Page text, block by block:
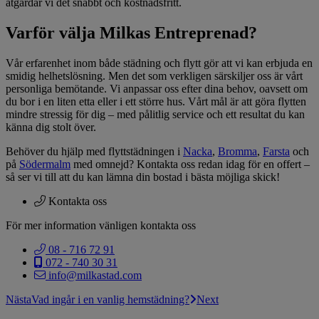
åtgärdar vi det snabbt och kostnadsfritt.
Varför välja Milkas Entreprenad?
Vår erfarenhet inom både städning och flytt gör att vi kan erbjuda en
smidig helhetslösning. Men det som verkligen särskiljer oss är vårt
personliga bemötande. Vi anpassar oss efter dina behov, oavsett om
du bor i en liten etta eller i ett större hus. Vårt mål är att göra flytten
mindre stressig för dig – med pålitlig service och ett resultat du kan
känna dig stolt över.
Behöver du hjälp med flyttstädningen i Nacka, Bromma, Farsta och
på Södermalm med omnejd? Kontakta oss redan idag för en offert –
så ser vi till att du kan lämna din bostad i bästa möjliga skick!
Kontakta oss
För mer information vänligen kontakta oss
08 - 716 72 91
072 - 740 30 31
info@milkastad.com
NästaVad ingår i en vanlig hemstädning? Next